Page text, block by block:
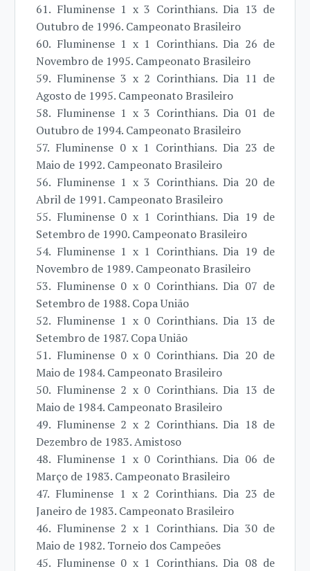
61. Fluminense 1 x 3 Corinthians. Dia 13 de
Outubro de 1996. Campeonato Brasileiro
60. Fluminense 1 x 1 Corinthians. Dia 26 de
Novembro de 1995. Campeonato Brasileiro
59. Fluminense 3 x 2 Corinthians. Dia 11 de
Agosto de 1995. Campeonato Brasileiro
58. Fluminense 1 x 3 Corinthians. Dia 01 de
Outubro de 1994. Campeonato Brasileiro
57. Fluminense 0 x 1 Corinthians. Dia 23 de
Maio de 1992. Campeonato Brasileiro
56. Fluminense 1 x 3 Corinthians. Dia 20 de
Abril de 1991. Campeonato Brasileiro
55. Fluminense 0 x 1 Corinthians. Dia 19 de
Setembro de 1990. Campeonato Brasileiro
54. Fluminense 1 x 1 Corinthians. Dia 19 de
Novembro de 1989. Campeonato Brasileiro
53. Fluminense 0 x 0 Corinthians. Dia 07 de
Setembro de 1988. Copa União
52. Fluminense 1 x 0 Corinthians. Dia 13 de
Setembro de 1987. Copa União
51. Fluminense 0 x 0 Corinthians. Dia 20 de
Maio de 1984. Campeonato Brasileiro
50. Fluminense 2 x 0 Corinthians. Dia 13 de
Maio de 1984. Campeonato Brasileiro
49. Fluminense 2 x 2 Corinthians. Dia 18 de
Dezembro de 1983. Amistoso
48. Fluminense 1 x 0 Corinthians. Dia 06 de
Março de 1983. Campeonato Brasileiro
47. Fluminense 1 x 2 Corinthians. Dia 23 de
Janeiro de 1983. Campeonato Brasileiro
46. Fluminense 2 x 1 Corinthians. Dia 30 de
Maio de 1982. Torneio dos Campeões
45. Fluminense 0 x 1 Corinthians. Dia 08 de